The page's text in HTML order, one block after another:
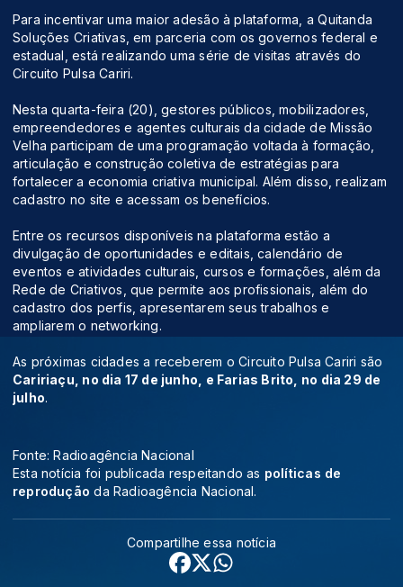
Para incentivar uma maior adesão à plataforma, a Quitanda
Soluções Criativas, em parceria com os governos federal e
estadual, está realizando uma série de visitas através do
Circuito Pulsa Cariri.
Nesta quarta-feira (20), gestores públicos, mobilizadores,
empreendedores e agentes culturais da cidade de Missão
Velha participam de uma programação voltada à formação,
articulação e construção coletiva de estratégias para
fortalecer a economia criativa municipal. Além disso, realizam
cadastro no site e acessam os benefícios.
Entre os recursos disponíveis na plataforma estão a
divulgação de oportunidades e editais, calendário de
eventos e atividades culturais, cursos e formações, além da
Rede de Criativos, que permite aos profissionais, além do
cadastro dos perfis, apresentarem seus trabalhos e
ampliarem o networking.
As próximas cidades a receberem o Circuito Pulsa Cariri são
Caririaçu, no dia 17 de junho, e Farias Brito, no dia 29 de
julho.
Fonte: Radioagência Nacional
Esta notícia foi publicada respeitando as políticas de
reprodução da Radioagência Nacional.
Compartilhe essa notícia